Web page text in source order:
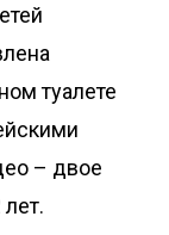
туалете
– двое